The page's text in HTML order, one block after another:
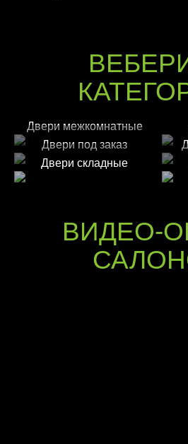
Двери межкомнатные
Двери под заказ
Двери складные
ВИДЕО-